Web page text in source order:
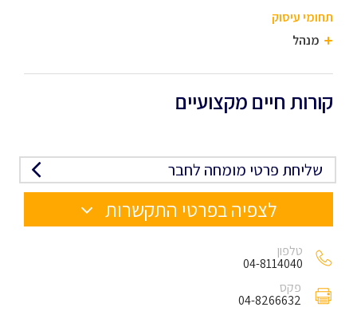
תחומי עיסוק
מנהל
קורות חיים מקצועיים
שליחת פרטי מומחה לחבר
לצפיה בפרטי התקשרות
טלפון
04-8114040
פקס
04-8266632